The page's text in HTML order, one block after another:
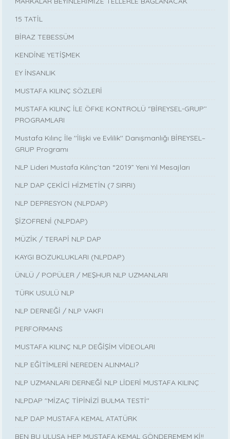
15 TATİL
BİRAZ TEBESSÜM
KENDİNE YETİŞMEK
EY İNSANLIK
MUSTAFA KILINÇ SÖZLERİ
MUSTAFA KILINÇ İLE ÖFKE KONTROLÜ ‘’BİREYSEL-GRUP’’
PROGRAMLARI
Mustafa Kılınç İle ''İlişki ve Evlilik'' Danışmanlığı BİREYSEL–
GRUP Programı
NLP Lideri Mustafa Kılınç’tan “2019” Yeni Yıl Mesajları
NLP DAP ÇEKİCİ HİZMETİN (7 SIRRI)
NLP DEPRESYON (NLPDAP)
ŞİZOFRENİ (NLPDAP)
MÜZİK / TERAPİ NLP DAP
KAYGI BOZUKLUKLARI (NLPDAP)
ÜNLÜ / POPÜLER / MEŞHUR NLP UZMANLARI
TÜRK USULÜ NLP
NLP DERNEĞİ / NLP VAKFI
PERFORMANS
MUSTAFA KILINÇ NLP DEĞİŞİM VİDEOLARI
NLP EĞİTİMLERİ NEREDEN ALINMALI?
NLP UZMANLARI DERNEĞİ NLP LİDERİ MUSTAFA KILINÇ
NLPDAP ''MİZAÇ TİPİNİZİ BULMA TESTİ''
NLP DAP MUSTAFA KEMAL ATATÜRK
BEN BU ULUSA HEP MUSTAFA KEMAL GÖNDEREMEM Kİ!!